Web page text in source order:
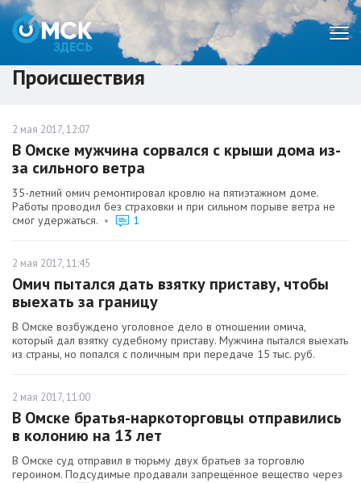
Происшествия
2 мая 2017, 12:07
В Омске мужчина сорвался с крыши дома из-
за сильного ветра
35-летний омич ремонтировал кровлю на пятиэтажном доме.
Работы проводил без страховки и при сильном порыве ветра не
смог удержаться. • 1
2 мая 2017, 11:45
Омич пытался дать взятку приставу, чтобы
выехать за границу
В Омске возбуждено уголовное дело в отношении омича,
который дал взятку судебному приставу. Мужчина пытался выехать
из страны, но попался с поличным при передаче 15 тыс. руб.
2 мая 2017, 11:00
В Омске братья-наркоторговцы отправились
в колонию на 13 лет
В Омске суд отправил в тюрьму двух братьев за торговлю
героином. Подсудимые продавали запрещённое вещество через